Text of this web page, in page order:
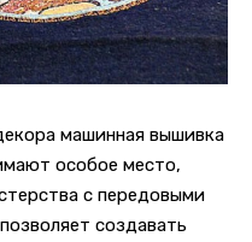
машинная вышивка
особое место,
с передовыми
создавать